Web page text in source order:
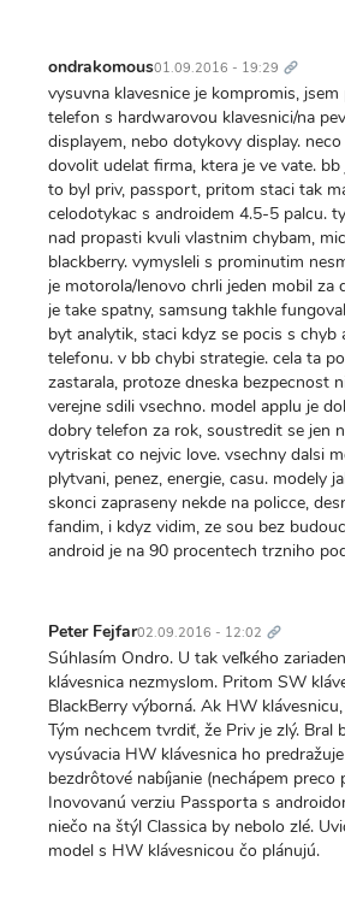
ondrakomous01.09.2016 - 19:29 odkaz
vysuvna klavesnice je kompromis,
telefon s hardwarovou klavesnici/na
displayem, nebo dotykovy display.
dovolit udelat firma, ktera je ve vate.
to byl priv, passport, pritom staci tak
celodotykac s androidem 4.5-5 palcu.
nad propasti kvuli vlastnim chybam,
blackberry. vymysleli s prominutim
je motorola/lenovo chrli jeden mobil za
je take spatny, samsung takhle
byt analytik, staci kdyz se pocis s chyb
telefonu. v bb chybi strategie. cela ta
zastarala, protoze dneska bezpecnost
verejne sdili vsechno. model applu je
dobry telefon za rok, soustredit se jen
vytriskat co nejvic love. vsechny dalsi
plytvani, penez, energie, casu. modely
skonci zapraseny nekde na policce,
fandim, i kdyz vidim, ze sou bez
android je na 90 procentech trzniho
Peter Fejfar02.09.2016 - 12:02 odkaz
Súhlasím Ondro. U tak veľkého
klávesnica nezmyslom. Pritom SW
BlackBerry výborná. Ak HW
Tým nechcem tvrdiť, že Priv je zlý. Bral
vysúvacia HW klávesnica ho
bezdrôtové nabíjanie (nechápem preco
Inovovanú verziu Passporta s
niečo na štýl Classica by nebolo zlé.
model s HW klávesnicou čo plánujú.